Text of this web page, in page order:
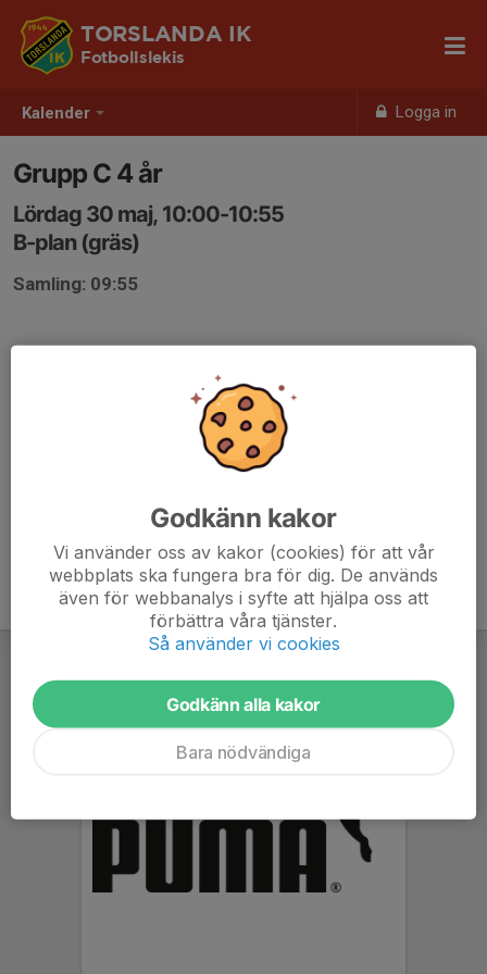
Kalender Logga in
TORSLANDA IK
Fotbollslekis
Grupp C 4 år
Lördag 30 maj, 10:00-10:55
B-plan (gräs)
Samling: 09:55
Godkänn kakor
Vi använder oss av kakor (cookies) för att vår
webbplats ska fungera bra för dig. De används
även för webbanalys i syfte att hjälpa oss att
förbättra våra tjänster.
Så använder vi cookies
Godkänn alla kakor
Bara nödvändiga